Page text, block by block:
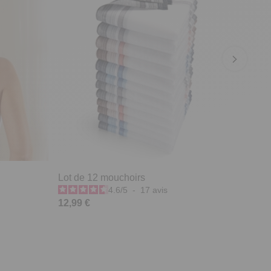
Lot de 12 mouchoirs
4.6/5 - 17 avis
12,99 €